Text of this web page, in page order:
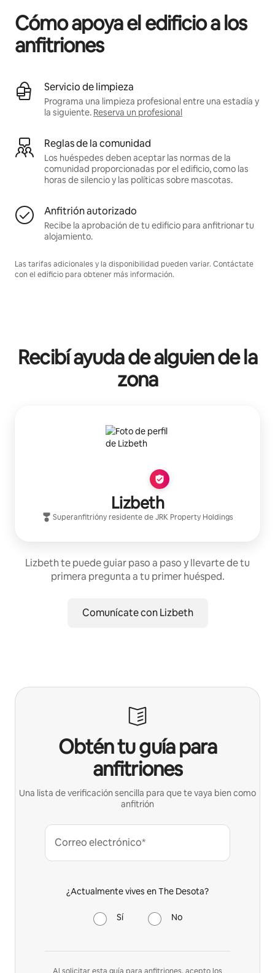
Cómo apoya el edificio a los
anfitriones
Servicio de limpieza
Programa una limpieza profesional entre una estadía y
la siguiente. Reserva un profesional
Reglas de la comunidad
Los huéspedes deben aceptar las normas de la
comunidad proporcionadas por el edificio, como las
horas de silencio y las políticas sobre mascotas.
Anfitrión autorizado
Recibe la aprobación de tu edificio para anfitrionar tu
alojamiento.
Las tarifas adicionales y la disponibilidad pueden variar. Contáctate
con el edificio para obtener más información.
Recibí ayuda de alguien de la
zona
Lizbeth
Superanfitrióny residente deJRK Property Holdings
Lizbeth te puede guiar paso a paso y llevarte de tu
primera pregunta a tu primer huésped.
Comunícate con Lizbeth
Obtén tu guía para
anfitriones
Una lista de verificación sencilla para que te vaya bien como
anfitrión
Correo electrónico*
¿Actualmente vives en The Desota?
Sí No